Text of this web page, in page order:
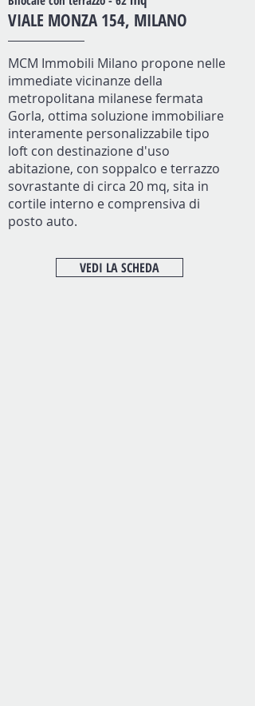
VIALE MONZA 154, MILANO
MCM Immobili Milano propone nelle
immediate vicinanze della
metropolitana milanese fermata
Gorla, ottima soluzione immobiliare
interamente personalizzabile tipo
loft con destinazione d'uso
abitazione, con soppalco e terrazzo
sovrastante di circa 20 mq, sita in
cortile interno e comprensiva di
posto auto.
VEDI LA SCHEDA